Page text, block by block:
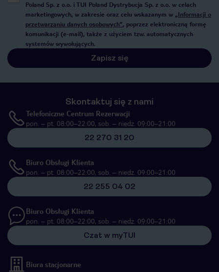
Poland Sp. z o.o. i TUI Poland Dystrybucja Sp. z o.o. w celach
marketingowych, w zakresie oraz celu wskazanym w „Informacji o
przetwarzaniu danych osobowych”, poprzez elektroniczną formę
komunikacji (e-mail), także z użyciem tzw. automatycznych
systemów wywołujących.
Zapisz się
Skontaktuj się z nami
Telefoniczne Centrum Rezerwacji
pon. – pt. 08:00–22:00, sob. – niedz. 09:00–21:00
22 270 31 20
Biuro Obsługi Klienta
pon. – pt. 08:00–22:00, sob. – niedz. 09:00–21:00
22 255 04 02
Biuro Obsługi Klienta
pon. – pt. 08:00–22:00, sob. – niedz. 09:00–21:00
Czat w myTUI
Biura stacjonarne